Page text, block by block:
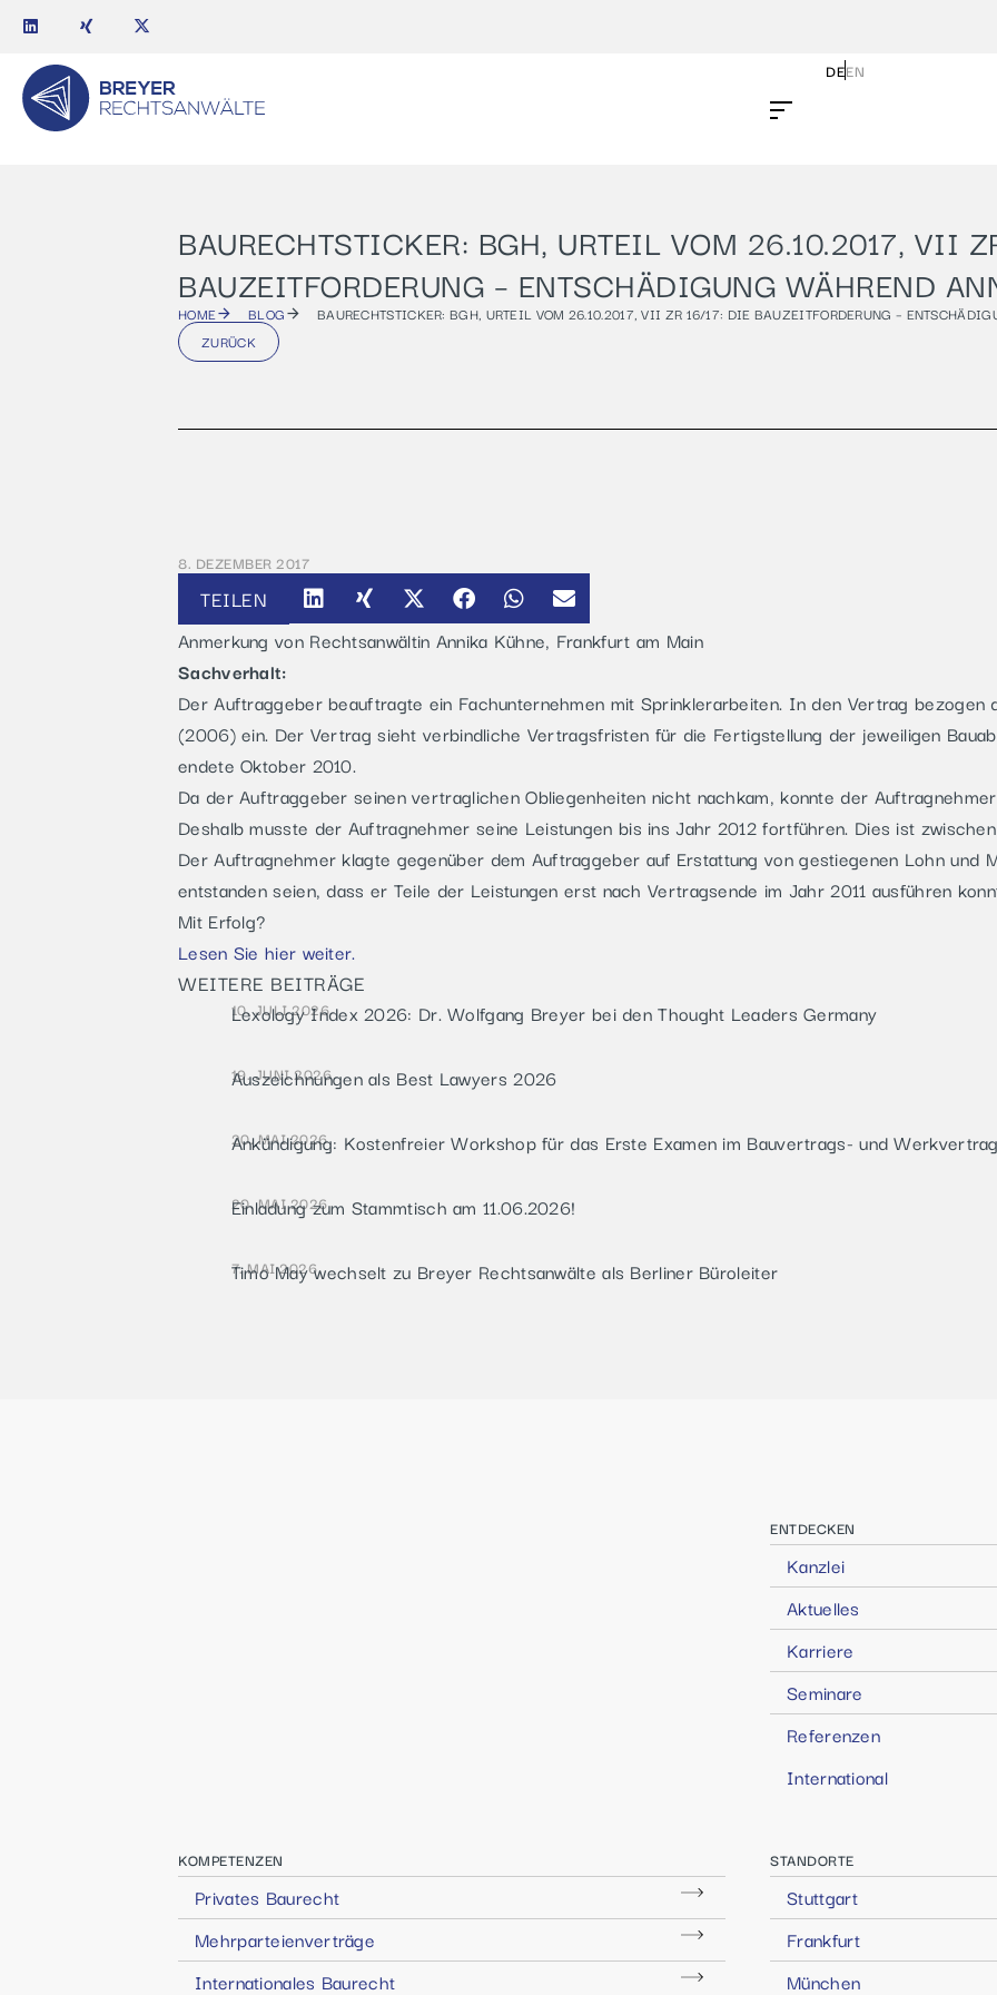
DEEN
BAURECHTSTICKER: BGH, URTEIL VOM 26.10.2017, VII
BAUZEITFORDERUNG – ENTSCHÄDIGUNG WÄHREND
HOME BLOG
BAURECHTSTICKER: BGH, URTEIL VOM 26.10.2017, VII ZR 16/17: DIE BAUZEITFORDERUNG –
ZURÜCK
8. DEZEMBER 2017
TEILEN
Anmerkung von Rechtsanwältin Annika Kühne, Frankfurt am Main
Sachverhalt:
Der Auftraggeber beauftragte ein Fachunternehmen mit Sprinklerarbeiten. In den Vertrag bezogen
(2006) ein. Der Vertrag sieht verbindliche Vertragsfristen für die Fertigstellung der jeweiligen
endete Oktober 2010.
Da der Auftraggeber seinen vertraglichen Obliegenheiten nicht nachkam, konnte der
Deshalb musste der Auftragnehmer seine Leistungen bis ins Jahr 2012 fortführen. Dies ist
Der Auftragnehmer klagte gegenüber dem Auftraggeber auf Erstattung von gestiegenen Lohn und
entstanden seien, dass er Teile der Leistungen erst nach Vertragsende im Jahr 2011 ausführen
Mit Erfolg?
Lesen Sie hier weiter.
WEITERE BEITRÄGE
10. JULI 2026
Lexology Index 2026: Dr. Wolfgang Breyer bei den Thought Leaders Germany
19. JUNI 2026
Auszeichnungen als Best Lawyers 2026
20. MAI 2026
Ankündigung: Kostenfreier Workshop für das Erste Examen im Bauvertrags- und
20. MAI 2026
Einladung zum Stammtisch am 11.06.2026!
7. MAI 2026
Timo May wechselt zu Breyer Rechtsanwälte als Berliner Büroleiter
ENTDECKEN
Kanzlei
Aktuelles
Karriere
Seminare
Referenzen
International
KOMPETENZEN
Privates Baurecht
Mehrparteienverträge
Internationales Baurecht
STANDORTE
Stuttgart
Frankfurt
München